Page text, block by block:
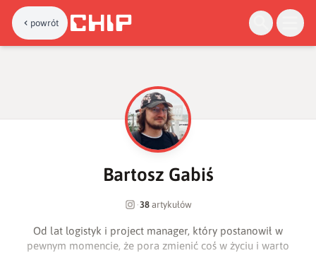
powrót
B
Bartosz Gabiś
·38 artykułów
Od lat logistyk i project manager, który postanowił w
pewnym momencie, że pora zmienić coś w życiu i warto